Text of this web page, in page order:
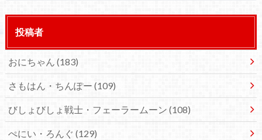
投稿者
おにちゃん (183)
さもはん・ちんぽー (109)
びしょびしょ戦士・フェーラームーン (108)
ぺにい・ろんぐ (129)